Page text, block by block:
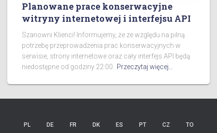
Planowane prace konserwacyjne
witryny internetowej i interfejsu API
Szanowni Klienci! Informujemy, że ze względu na pilną
potrzebę przeprowadzenia prac konserwacyjnych w
serwisie, strony internetowe oraz cały interfejs API będą
niedostępne od godziny 22:00. Przeczytaj więcej…
PL DE FR DK ES PT CZ TO